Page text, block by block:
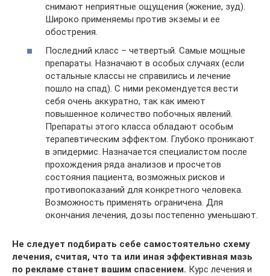
снимают неприятные ощущения (жжение, зуд).
Широко применяемы против экземы и ее
обострения.
Последний класс – четвертый. Самые мощные
препараты. Назначают в особых случаях (если
остальные классы не справились и лечение
пошло на спад). С ними рекомендуется вести
себя очень аккуратно, так как имеют
повышенное количество побочных явлений.
Препараты этого класса обладают особым
терапевтическим эффектом. Глубоко проникают
в эпидермис. Назначается специалистом после
прохождения ряда анализов и просчетов
состояния пациента, возможных рисков и
противопоказаний для конкретного человека.
Возможность применять ограничена. Для
окончания лечения, дозы постепенно уменьшают.
Не следует подбирать себе самостоятельно схему
лечения, считая, что та или иная эффективная мазь
по рекламе станет вашим спасением. Курс лечения и